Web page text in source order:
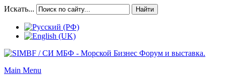
Искать... Найти
Main Menu